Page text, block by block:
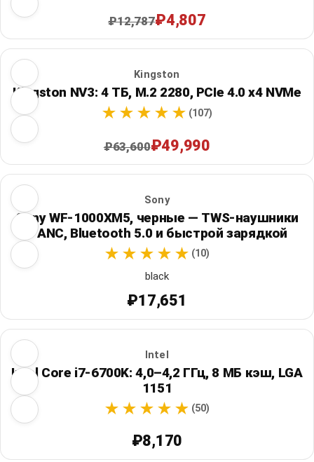
₽12,787₽4,807
Kingston
Kingston NV3: 4 ТБ, M.2 2280, PCIe 4.0 x4 NVMe
(107)
₽63,600₽49,990
Sony
Sony WF-1000XM5, черные — TWS-наушники
с ANC, Bluetooth 5.0 и быстрой зарядкой
(10)
black
₽17,651
Intel
Intel Core i7-6700K: 4,0–4,2 ГГц, 8 МБ кэш, LGA
1151
(50)
₽8,170